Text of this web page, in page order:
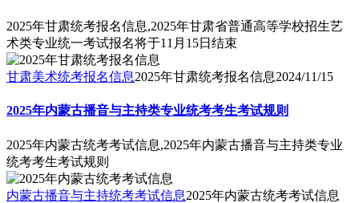
2025年甘肃统考报名信息,2025年甘肃省普通高等学校招生艺
术类专业统一考试报名将于11月15日结束
甘肃美术统考报名信息2025年甘肃统考报名信息2024/11/15
2025年内蒙古播音与主持类专业统考考生考试规则
2025年内蒙古统考考试信息,2025年内蒙古播音与主持类专业
统考考生考试规则
内蒙古播音与主持统考考试信息2025年内蒙古统考考试信息